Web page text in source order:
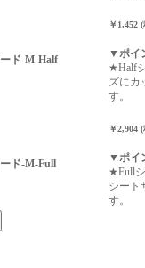
ード-M-Half
￥1,452
▼ポイ
★Half
ズにカ
す。
ド-M-Full
￥2,904
▼ポイ
★Full
シート
す。